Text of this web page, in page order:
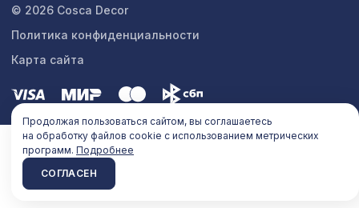
© 2026 Cosca Decor
Политика конфиденциальности
Карта сайта
Продолжая пользоваться сайтом, вы соглашаетесь
на обработку файлов cookie с использованием метрических
программ. Подробнее
СОГЛАСЕН